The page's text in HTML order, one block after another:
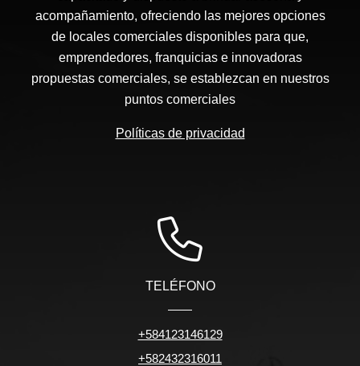
acompañamiento, ofreciendo las mejores opciones
de locales comerciales disponibles para que,
emprendedores, franquicias e innovadoras
propuestas comerciales, se establezcan en nuestros
puntos comerciales
Políticas de privacidad
TELÉFONO
+584123146129
+582432316011